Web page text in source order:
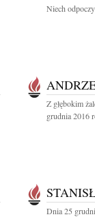
Niech
Z głębokim
grudnia 2016
Dnia 25